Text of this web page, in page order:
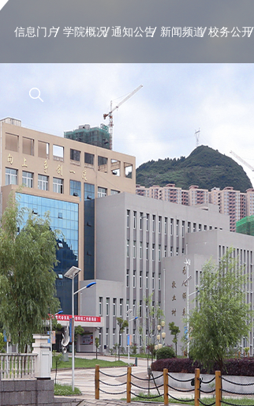
信息门户 学院概况 通知公告 新闻频道 校务公开